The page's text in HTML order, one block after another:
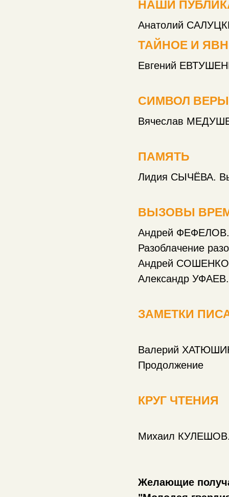
НАШИ
Анатолий
ТАЙНОЕ И
Евгений
СИМВОЛ ВЕРЫ
Вячеслав
ПАМЯТЬ
Лидия СЫЧЁВА.
ВЫЗОВЫ
Андрей ФЕФЕЛОВ.
Разоблачение
Андрей СОШЕНКО.
Александр
ЗАМЕТКИ
Валерий
Продолжение
КРУГ ЧТЕНИЯ
Михаил КУЛЕШОВ.
Желающие